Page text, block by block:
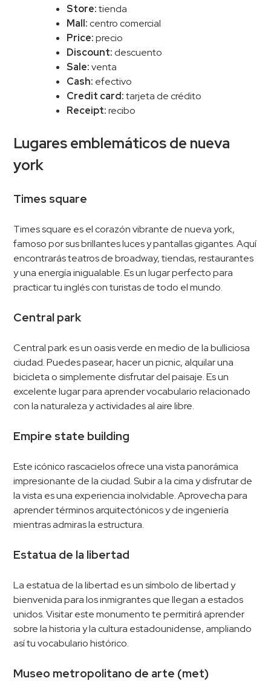
Store:tienda
Mall: centro comercial
Price:precio
Discount: descuento
Sale:venta
Cash: efectivo
Credit card:tarjeta de crédito
Receipt:recibo
Lugares emblemáticos de nueva
york
Times square
Times square es el corazón vibrante de nueva york,
famoso por sus brillantes luces y pantallas gigantes. Aquí
encontrarás teatros de broadway, tiendas, restaurantes
y una energía inigualable. Es un lugar perfecto para
practicar tu inglés con turistas de todo el mundo.
Central park
Central park es un oasis verde en medio de la bulliciosa
ciudad. Puedes pasear, hacer un picnic, alquilar una
bicicleta o simplemente disfrutar del paisaje. Es un
excelente lugar para aprender vocabulario relacionado
con la naturaleza y actividades al aire libre.
Empire state building
Este icónico rascacielos ofrece una vista panorámica
impresionante de la ciudad. Subir a la cima y disfrutar de
la vista es una experiencia inolvidable. Aprovecha para
aprender términos arquitectónicos y de ingeniería
mientras admiras la estructura.
Estatua de la libertad
La estatua de la libertad es un símbolo de libertad y
bienvenida para los inmigrantes que llegan a estados
unidos. Visitar este monumento te permitirá aprender
sobre la historia y la cultura estadounidense, ampliando
así tu vocabulario histórico.
Museo metropolitano de arte (met)